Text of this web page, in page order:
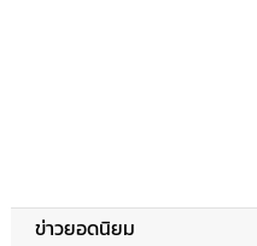
ข่าวยอดนิยม